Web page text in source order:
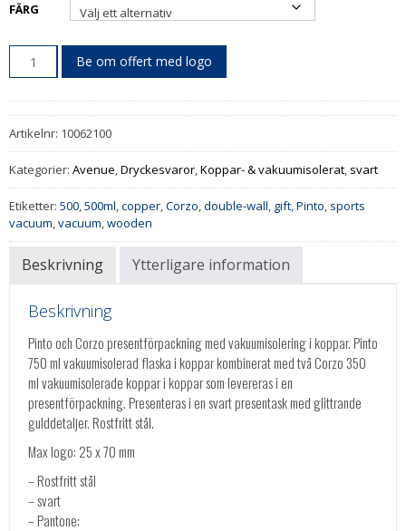
FÄRG
Be om offert med logo
Artikelnr: 10062100
Kategorier: Avenue,Dryckesvaror,Koppar- & vakuumisolerat, svart
Etiketter: 500,500ml,copper,Corzo,double-wall, gift,Pinto, sports
vacuum,vacuum,wooden
Beskrivning Ytterligare information
Beskrivning
Pinto och Corzo presentförpackning med vakuumisolering i koppar. Pinto
750 ml vakuumisolerad flaska i koppar kombinerat med två Corzo 350
ml vakuumisolerade koppar i koppar som levereras i en
presentförpackning. Presenteras i en svart presentask med glittrande
gulddetaljer. Rostfritt stål.
Max logo: 25 x 70 mm
– Rostfritt stål
– svart
– Pantone: